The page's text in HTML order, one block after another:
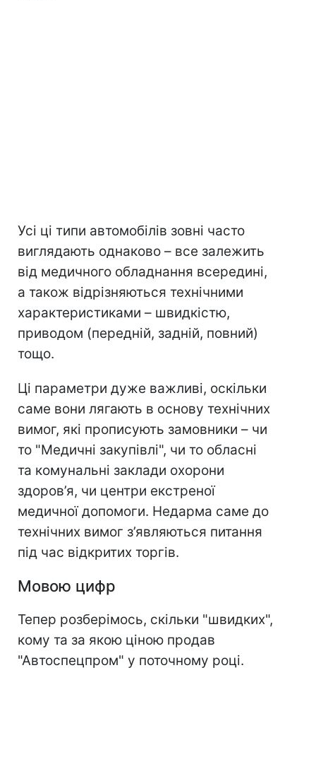
Усі ці типи автомобілів зовні часто
виглядають однаково – все залежить
від медичного обладнання всередині,
а також відрізняються технічними
характеристиками – швидкістю,
приводом (передній, задній, повний)
тощо.
Ці параметри дуже важливі, оскільки
саме вони лягають в основу технічних
вимог, які прописують замовники – чи
то "Медичні закупівлі", чи то обласні
та комунальні заклади охорони
здоров’я, чи центри екстреної
медичної допомоги. Недарма саме до
технічних вимог з’являються питання
під час відкритих торгів.
Мовою цифр
Тепер розберімось, скільки "швидких",
кому та за якою ціною продав
"Автоспецпром" у поточному році.